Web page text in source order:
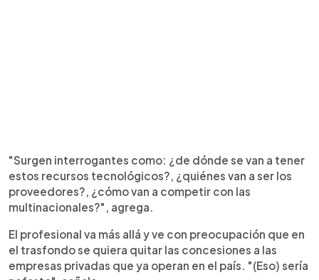
"Surgen interrogantes como: ¿de dónde se van a tener
estos recursos tecnológicos?, ¿quiénes van a ser los
proveedores?, ¿cómo van a competir con las
multinacionales?", agrega.
El profesional va más allá y ve con preocupación que en
el trasfondo se quiera quitar las concesiones a las
empresas privadas que ya operan en el país. "(Eso) sería